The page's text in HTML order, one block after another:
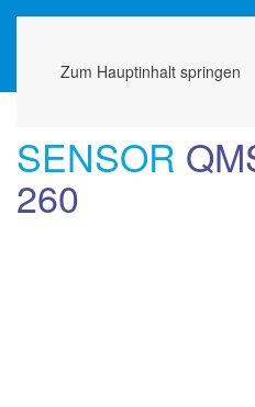
Zum Hauptinhalt springen
SENSOR
260